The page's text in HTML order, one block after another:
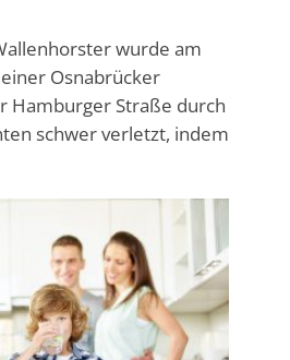
wurde am
Osnabrücker
Hamburger Straße durch
schwer verletzt, indem